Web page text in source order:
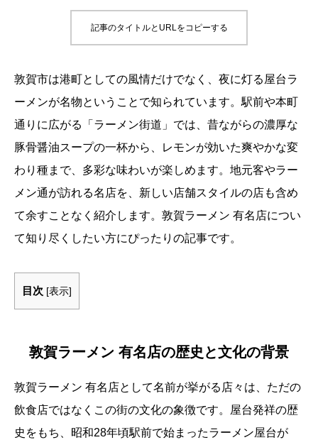
記事のタイトルとURLをコピーする
敦賀市は港町としての風情だけでなく、夜に灯る屋台ラ
ーメンが名物ということで知られています。駅前や本町
通りに広がる「ラーメン街道」では、昔ながらの濃厚な
豚骨醤油スープの一杯から、レモンが効いた爽やかな変
わり種まで、多彩な味わいが楽しめます。地元客やラー
メン通が訪れる名店を、新しい店舗スタイルの店も含め
て余すことなく紹介します。敦賀ラーメン 有名店につい
て知り尽くしたい方にぴったりの記事です。
目次 [表示]
敦賀ラーメン 有名店の歴史と文化の背景
敦賀ラーメン 有名店として名前が挙がる店々は、ただの
飲食店ではなくこの街の文化の象徴です。屋台発祥の歴
史をもち、昭和28年頃駅前で始まったラーメン屋台が